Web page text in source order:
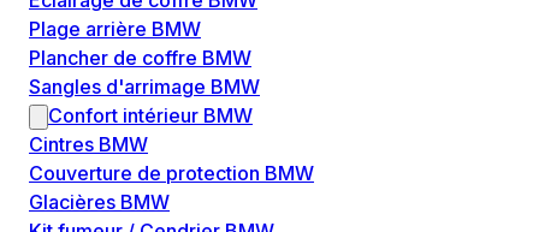
Plage arrière BMW
Plancher de coffre BMW
Sangles d'arrimage BMW
Confort intérieur BMW
Cintres BMW
Couverture de protection BMW
Glacières BMW